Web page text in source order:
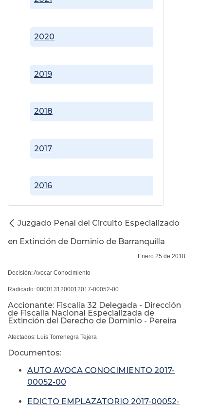
2016
2017
2018
2019
2020
Juzgado Penal del Circuito Especializado
en Extinción de Dominio de Barranquilla
Enero 25 de 2018
Decisión: Avocar Conocimiento
Radicado: 0800131200012017-00052-00
Accionante: Fiscalía 32 Delegada - Dirección
de Fiscalía Nacional Especializada de
Extinción del Derecho de Dominio - Pereira
Afectados: Luís Torrenegra Tejera
Documentos:
AUTO AVOCA CONOCIMIENTO 2017-
00052-00
EDICTO EMPLAZATORIO 2017-00052-